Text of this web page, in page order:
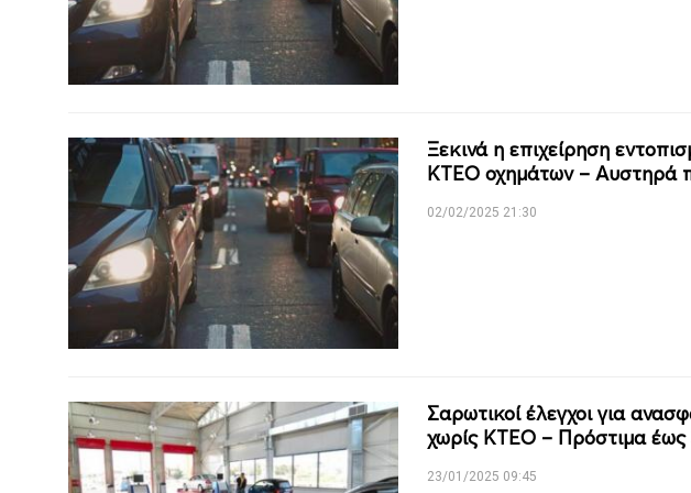
Ξεκινά η επιχείρηση
ΚΤΕΟ οχημάτων – Αυστηρά
02/02/2025 21:30
Σαρωτικοί έλεγχοι για
χωρίς ΚΤΕΟ – Πρόστιμα
23/01/2025 09:45